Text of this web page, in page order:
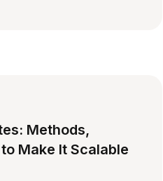
Methods,
Make It Scalable